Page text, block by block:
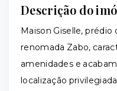
Descrição do
Maison Giselle,
renomada Zabo,
amenidades e
localização